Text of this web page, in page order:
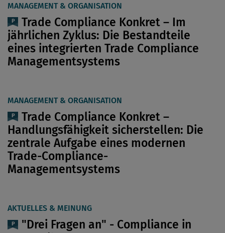
MANAGEMENT & ORGANISATION
Trade Compliance Konkret – Im
jährlichen Zyklus: Die Bestandteile
eines integrierten Trade Compliance
Managementsystems
MANAGEMENT & ORGANISATION
Trade Compliance Konkret –
Handlungsfähigkeit sicherstellen: Die
zentrale Aufgabe eines modernen
Trade-Compliance-
Managementsystems
AKTUELLES & MEINUNG
"Drei Fragen an" - Compliance in